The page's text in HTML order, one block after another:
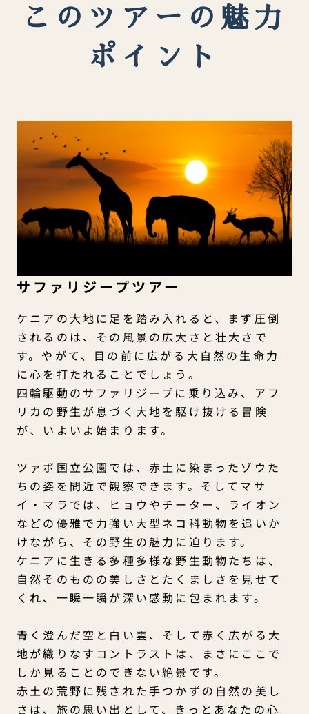
このツアーの魅力
ポイント
サファリジープツアー
ケニアの大地に足を踏み入れると、まず圧倒
されるのは、その風景の広大さと壮大さで
す。やがて、目の前に広がる大自然の生命力
に心を打たれることでしょう。
四輪駆動のサファリジープに乗り込み、アフ
リカの野生が息づく大地を駆け抜ける冒険
が、いよいよ始まります。
ツァボ国立公園では、赤土に染まったゾウた
ちの姿を間近で観察できます。そしてマサ
イ・マラでは、ヒョウやチーター、ライオン
などの優雅で力強い大型ネコ科動物を追いか
けながら、その野生の魅力に迫ります。
ケニアに生きる多種多様な野生動物たちは、
自然そのものの美しさとたくましさを見せて
くれ、一瞬一瞬が深い感動に包まれます。
青く澄んだ空と白い雲、そして赤く広がる大
地が織りなすコントラストは、まさにここで
しか見ることのできない絶景です。
赤土の荒野に残された手つかずの自然の美し
さは、旅の思い出として、きっとあなたの心